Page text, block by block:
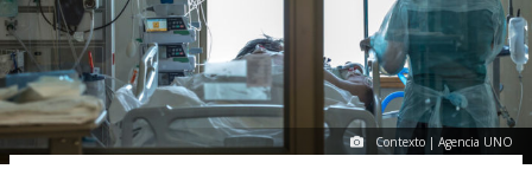
Contexto | Agencia UNO